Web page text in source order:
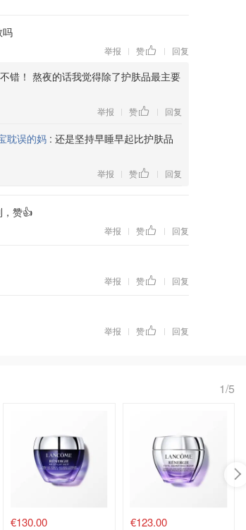
吗
举报 | 赞 | 回复
错！ 熬夜的话我觉得除了护肤品最主要
举报 | 赞 | 回复
耽误的妈 : 还是坚持早睡早起比护肤品
举报 | 赞 | 回复
赞👍
举报 | 赞 | 回复
举报 | 赞 | 回复
举报 | 赞 | 回复
1/5
€130.00 €123.00